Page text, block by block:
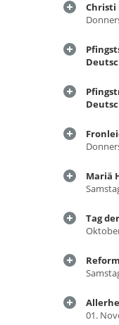
Christi
Mariä
Tag
01.